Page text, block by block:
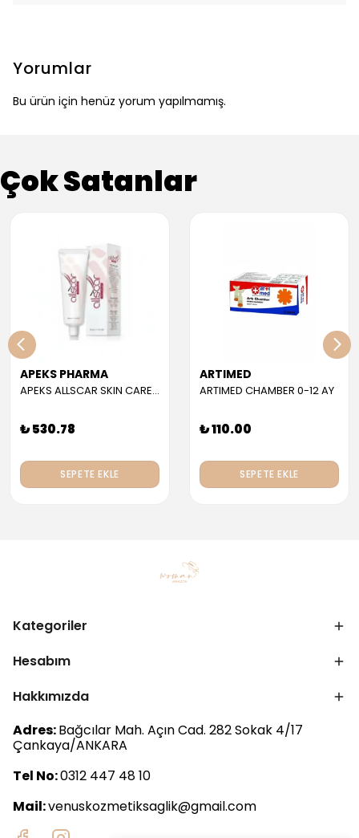
Yorumlar
Bu ürün için henüz yorum yapılmamış.
Çok Satanlar
APEKS PHARMA
APEKS ALLSCAR SKIN CARE GEL 30 ML
₺ 530.78
SEPETE EKLE
ARTIMED
ARTIMED CHAMBER 0-12 AY
₺ 110.00
SEPETE EKLE
Kategoriler
Hesabım
Hakkımızda
Adres:Bağcılar Mah. Açın Cad. 282 Sokak 4/17
Çankaya/ANKARA
Tel No:0312 447 48 10
Mail:venuskozmetiksaglik@gmail.com